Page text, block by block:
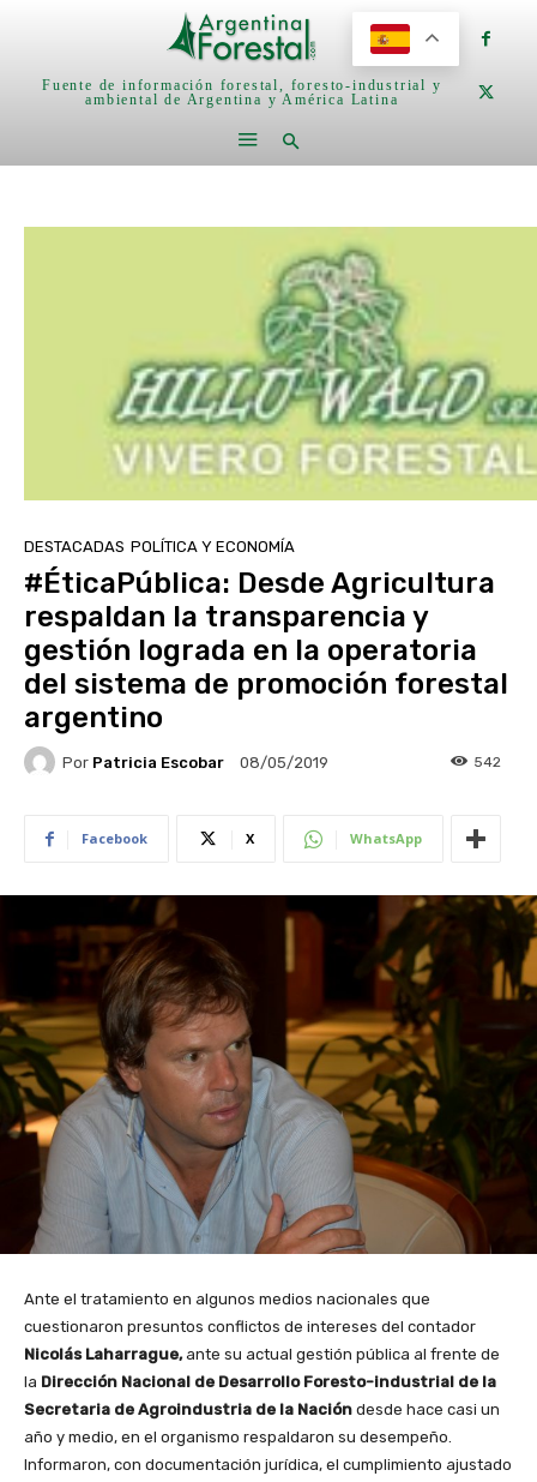
Fuente de información forestal, foresto-industrial y
ambiental de Argentina y América Latina
DESTACADAS POLÍTICA Y ECONOMÍA
#ÉticaPública: Desde Agricultura
respaldan la transparencia y
gestión lograda en la operatoria
del sistema de promoción forestal
argentino
Por Patricia Escobar 08/05/2019 542
Facebook X WhatsApp
Ante el tratamiento en algunos medios nacionales que
cuestionaron presuntos conflictos de intereses del contador
Nicolás Laharrague,ante su actual gestión pública al frente de
la Dirección Nacional de Desarrollo Foresto-industrial de la
Secretaria de Agroindustria de la Nación desde hace casi un
año y medio, en el organismo respaldaron su desempeño.
Informaron, con documentación jurídica, el cumplimiento ajustado